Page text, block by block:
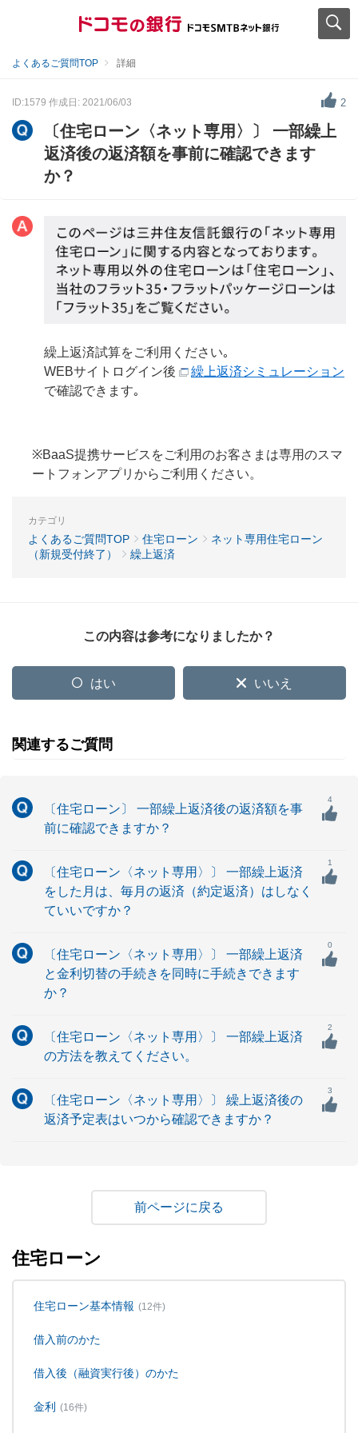
よくあるご質問TOP 詳細
ID:1579 作成日: 2021/06/03 2
〔住宅ローン〈ネット専用〉〕 一部繰上
返済後の返済額を事前に確認できます
か？
繰上返済試算をご利用ください｡
WEBサイトログイン後
繰上返済シミュレーション
で確認できます｡
※BaaS提携サービスをご利用のお客さまは専用のスマ
ートフォンアプリからご利用ください。
カテゴリ
よくあるご質問TOP 住宅ローン
ネット専用住宅ローン
（新規受付終了）
繰上返済
この内容は参考になりましたか？
はい いいえ
関連するご質問
〔住宅ローン〕 一部繰上返済後の返済額を事
前に確認できますか？
4
〔住宅ローン〈ネット専用〉〕 一部繰上返済
をした月は、毎月の返済（約定返済）はしなく
ていいですか？
1
〔住宅ローン〈ネット専用〉〕 一部繰上返済
と金利切替の手続きを同時に手続きできます
か？
0
〔住宅ローン〈ネット専用〉〕 一部繰上返済
の方法を教えてください。
2
〔住宅ローン〈ネット専用〉〕 繰上返済後の
返済予定表はいつから確認できますか？
3
戻る
住宅ローン
住宅ローン基本情報 (12件)
借入前のかた
借入後（融資実行後）のかた
金利 (16件)